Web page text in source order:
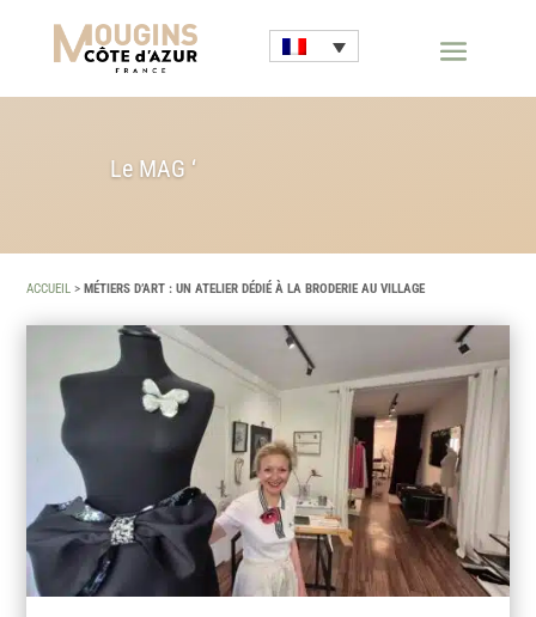
Le MAG ‘
ACCUEIL >MÉTIERS D’ART : UN ATELIER DÉDIÉ À LA BRODERIE AU VILLAGE